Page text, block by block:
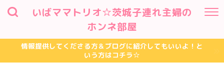
いばママトリオ☆茨城子連れ主婦の
ホンネ部屋
情報提供してくださる方＆ブログに紹介してもいいよ！と
いう方はコチラ☆